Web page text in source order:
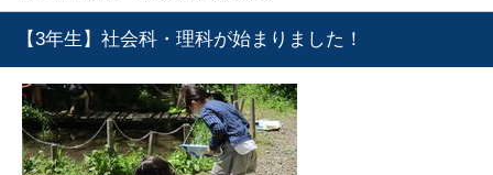
【3年生】社会科・理科が始まりました！